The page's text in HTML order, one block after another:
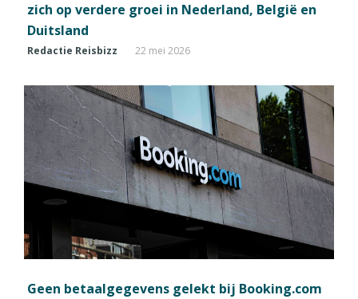
zich op verdere groei in Nederland, België en
Duitsland
Redactie Reisbizz 22 mei 2026
Geen betaalgegevens gelekt bij Booking.com